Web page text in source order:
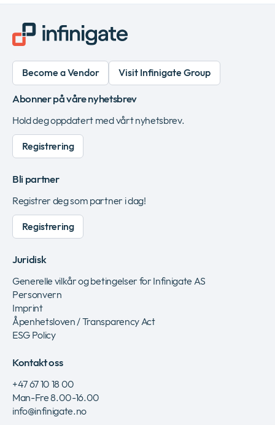
Become a Vendor Visit Infinigate Group
Abonner på våre nyhetsbrev
Hold deg oppdatert med vårt nyhetsbrev.
Registrering
Bli partner
Registrer deg som partner i dag!
Registrering
Juridisk
Generelle vilkår og betingelser for Infinigate AS
Personvern
Imprint
Åpenhetsloven / Transparency Act
ESG Policy
Kontakt oss
+47 67 10 18 00
Man-Fre 8.00-16.00
info‎@‎infinigate.no